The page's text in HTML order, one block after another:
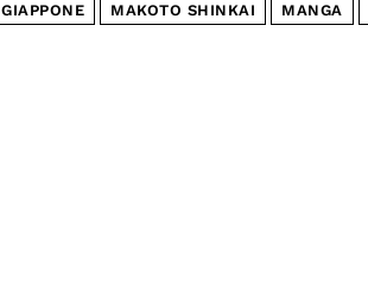
GIAPPONE MAKOTO SHINKAI MANGA